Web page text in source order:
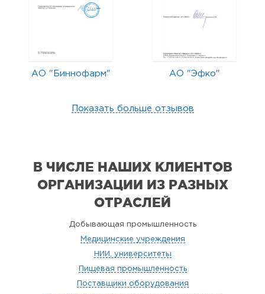
АО "Биннофарм" АО "Эфко"
Показать больше отзывов
В ЧИСЛЕ НАШИХ КЛИЕНТОВ
ОРГАНИЗАЦИИ ИЗ РАЗНЫХ
ОТРАСЛЕЙ
Добывающая промышленность
Медицинские учреждения
НИИ, университеты
Пищевая промышленность
Поставщики оборудования